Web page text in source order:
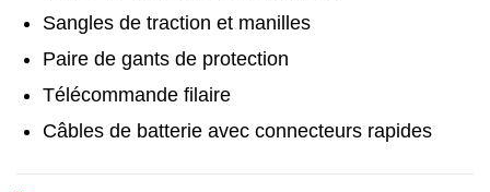
Sangles de traction et manilles
Paire de gants de protection
Télécommande filaire
Câbles de batterie avec connecteurs rapides